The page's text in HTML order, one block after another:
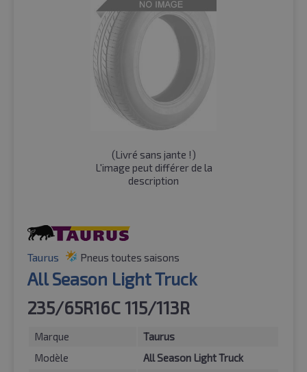
(Livré sans jante !)
L'image peut différer de la
description
Taurus Pneus toutes saisons
All Season Light Truck
235/65R16C 115/113R
Marque
Taurus
Modèle
All Season Light Truck